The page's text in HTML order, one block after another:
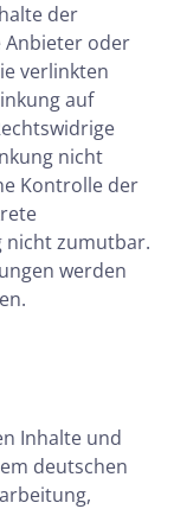
der
Anbieter oder
verlinkten
auf
nicht
Kontrolle der
nicht zumutbar.
werden
Inhalte und
deutschen